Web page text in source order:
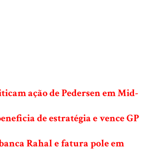
ação de Pedersen em Mid-
de estratégia e vence GP
Rahal e fatura pole em